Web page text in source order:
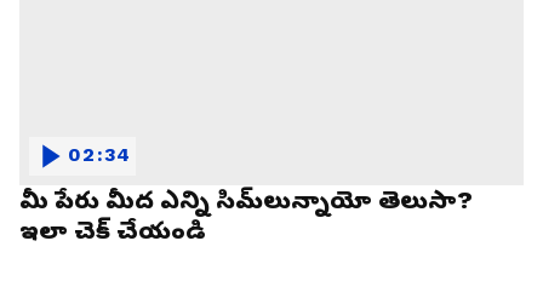
మీ పేరు మీద ఎన్ని సిమ్‌లున్నాయో తెలుసా?
ఇలా చెక్ చేయండి
02:34